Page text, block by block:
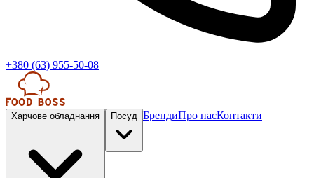
+380 (63) 955-50-08
Харчове обладнання Посуд БрендиПро насКонтакти